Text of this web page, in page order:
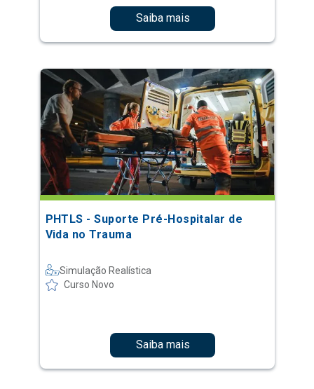
Saiba mais
PHTLS - Suporte Pré-Hospitalar de
Vida no Trauma
Simulação Realística
Curso Novo
Saiba mais